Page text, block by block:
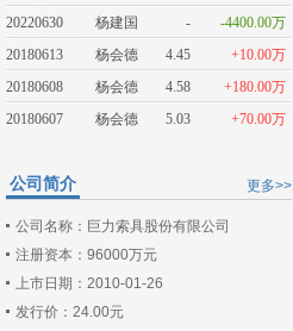
20220630
杨建国 -
-4400.00万
20180613
杨会德 4.45
+10.00万
20180608
杨会德 4.58
+180.00万
20180607
杨会德 5.03 +70.00万
更多>>
公司简介
公司名称：巨力索具股份有限公司
注册资本：96000万元
上市日期：2010-01-26
发行价：24.00元